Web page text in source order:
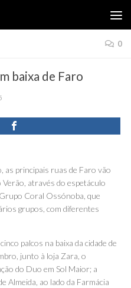
0
baixa de Faro
as principais ruas de Faro vão
através do espetáculo
Coral Ossónoba, que
grupos, com diferentes
palcos na baixa da cidade de
junto à loja Zara, o
do Duo em Sol Maior; a
Almeida, ao lado da Farmácia